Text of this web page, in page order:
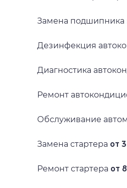
Замена подшипника
Дезинфекция
Диагностика
Ремонт
Обслуживание
Замена стартера от
Ремонт стартера от